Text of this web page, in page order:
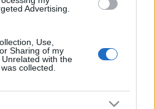
Advertising.
Use,
Sharing of my
with the
collected.
VAGY